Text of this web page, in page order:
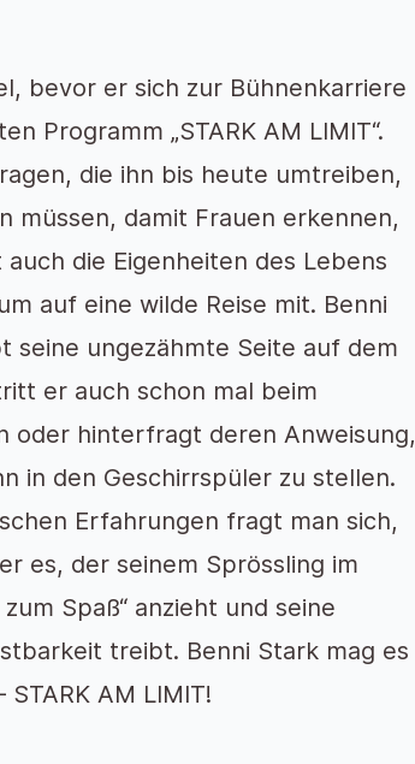
bevor er sich zur Bühnenkarriere
Programm „STARK AM LIMIT“.
die ihn bis heute umtreiben,
müssen, damit Frauen erkennen,
die Eigenheiten des Lebens
auf eine wilde Reise mit. Benni
seine ungezähmte Seite auf dem
er auch schon mal beim
oder hinterfragt deren Anweisung,
in den Geschirrspüler zu stellen.
Erfahrungen fragt man sich,
es, der seinem Sprössling im
Spaß“ anzieht und seine
treibt. Benni Stark mag es
AM LIMIT!